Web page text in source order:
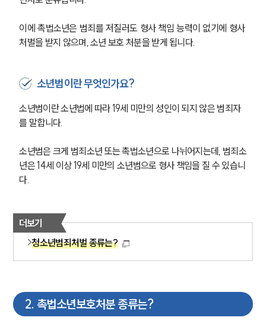
이에 촉법소년은 범죄를 저질러도 형사 책임 능력이 없기에 형사
처벌을 받지 않으며, 소년 보호 처분을 받게 됩니다.
소년범이란 무엇인가요?
소년범이란 소년법에 따라 19세 미만의 성인이 되지 않은 범죄자
를 말합니다.
소년범은 크게 범죄소년 또는 촉법소년으로 나뉘어지는데, 범죄소
년은 14세 이상 19세 미만의 소년범으로 형사 책임을 질 수 있습니
다.
더보기
청소년범죄처벌 종류는?
2. 촉법소년보호처분 종류는?